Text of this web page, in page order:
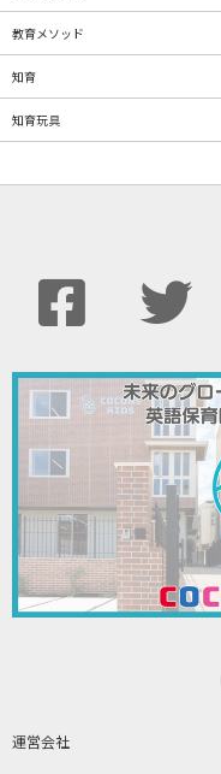
運営会社
教育メソッド
知育
知育玩具